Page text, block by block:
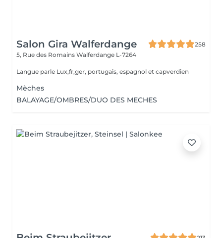
Salon Gira Walferdange
258
5, Rue des Romains Walferdange L-7264
Langue parle Lux,fr,ger, portugais, espagnol et capverdien
Mèches
BALAYAGE/OMBRES/DUO DES MECHES